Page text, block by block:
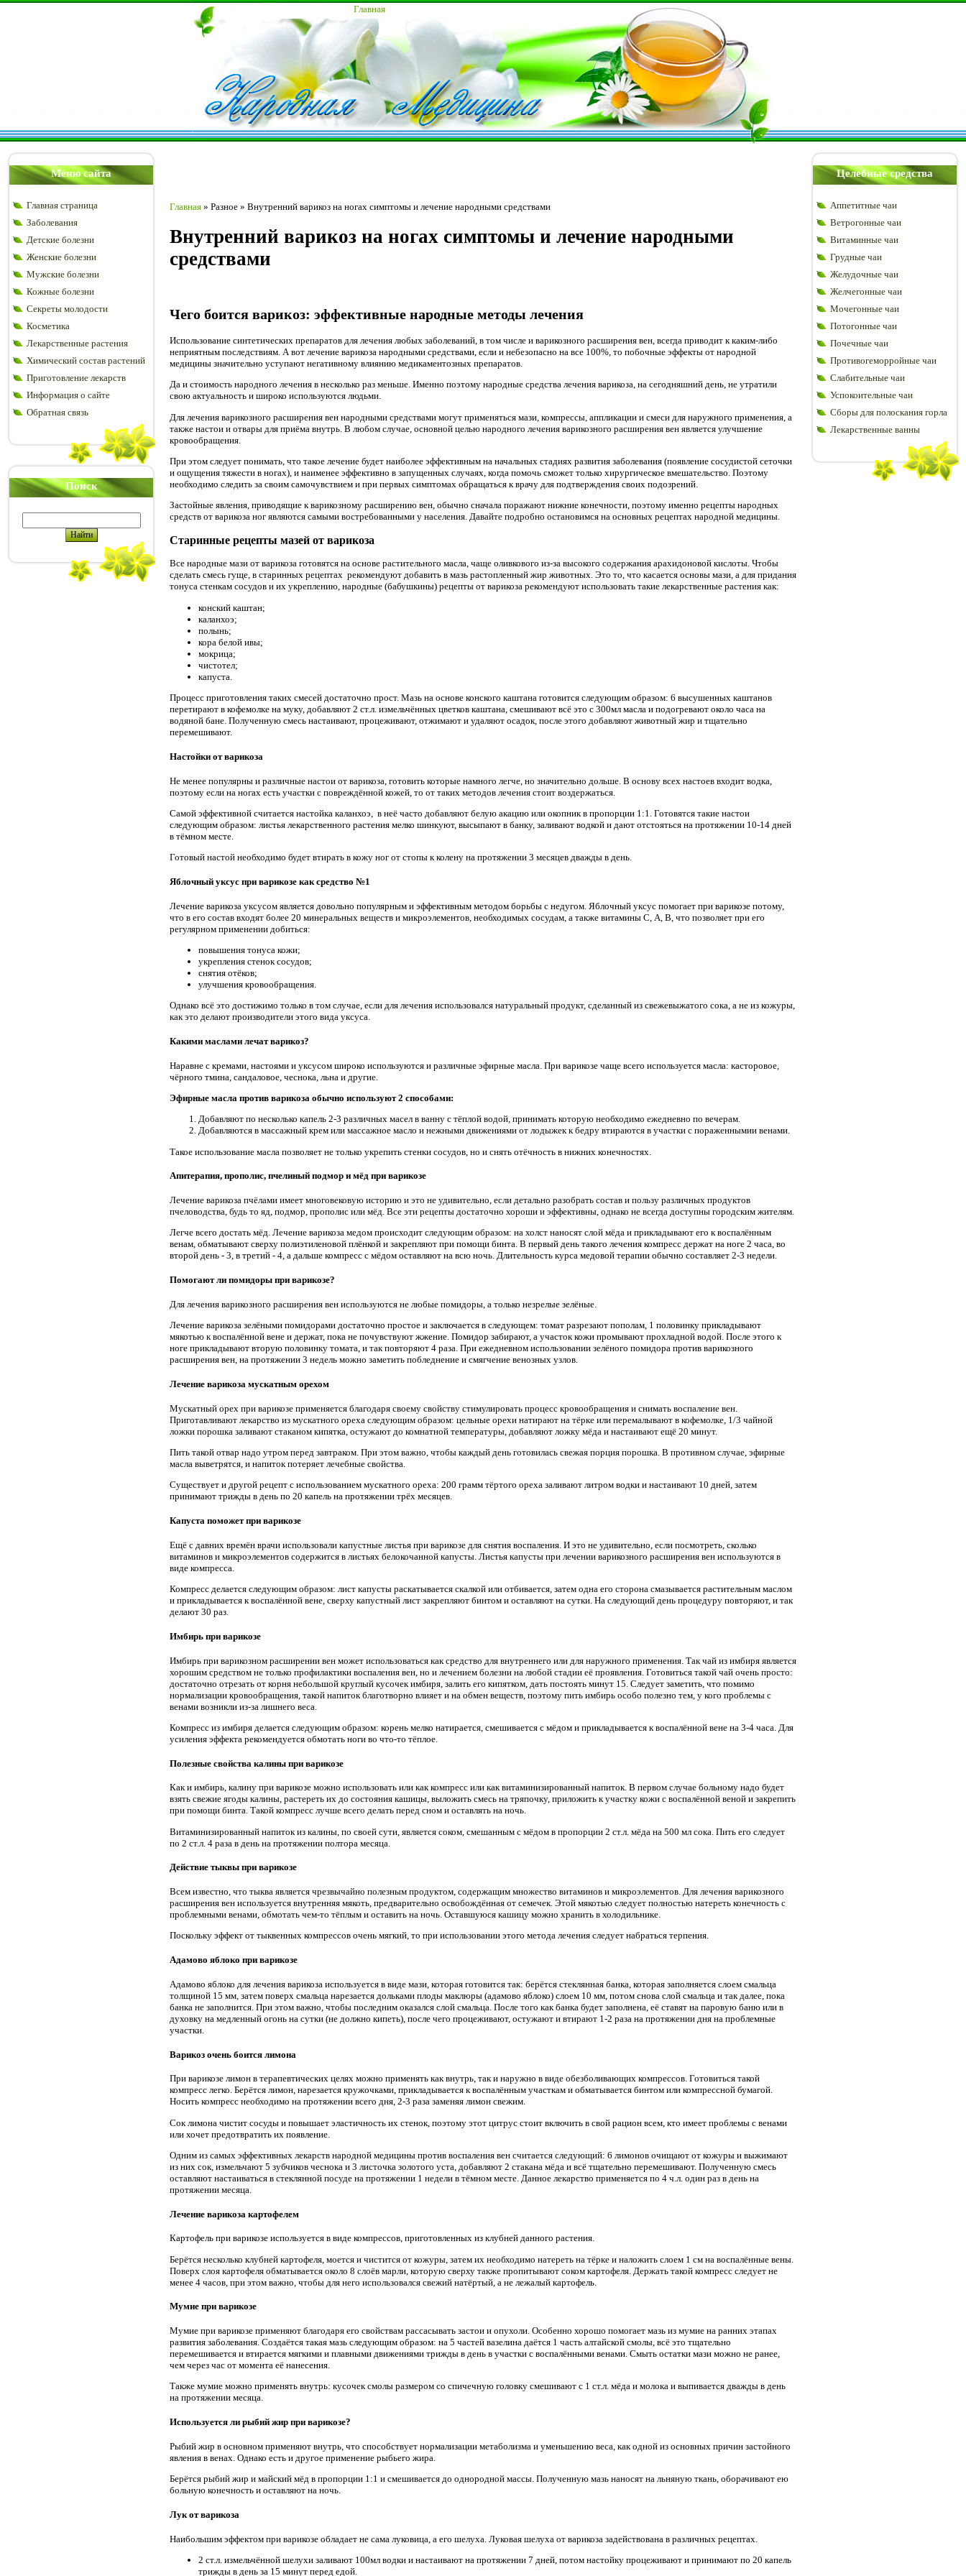
Главная
Меню сайта
Главная страница
Заболевания
Детские болезни
Женские болезни
Мужские болезни
Кожные болезни
Секреты молодости
Косметика
Лекарственные растения
Химический состав растений
Приготовление лекарств
Информация о сайте
Обратная связь
Поиск
Главная » Разное » Внутренний варикоз на ногах симптомы и лечение народными средствами
Внутренний варикоз на ногах симптомы и лечение народными
средствами
Чего боится варикоз: эффективные народные методы лечения
Использование синтетических препаратов для лечения любых заболеваний, в том числе и варикозного расширения вен, всегда приводит к каким-либо
неприятным последствиям. А вот лечение варикоза народными средствами, если и небезопасно на все 100%, то побочные эффекты от народной
медицины значительно уступают негативному влиянию медикаментозных препаратов.
Да и стоимость народного лечения в несколько раз меньше. Именно поэтому народные средства лечения варикоза, на сегодняшний день, не утратили
свою актуальность и широко используются людьми.
Для лечения варикозного расширения вен народными средствами могут применяться мази, компрессы, аппликации и смеси для наружного применения, а
также настои и отвары для приёма внутрь. В любом случае, основной целью народного лечения варикозного расширения вен является улучшение
кровообращения.
При этом следует понимать, что такое лечение будет наиболее эффективным на начальных стадиях развития заболевания (появление сосудистой сеточки
и ощущения тяжести в ногах), и наименее эффективно в запущенных случаях, когда помочь сможет только хирургическое вмешательство. Поэтому
необходимо следить за своим самочувствием и при первых симптомах обращаться к врачу для подтверждения своих подозрений.
Застойные явления, приводящие к варикозному расширению вен, обычно сначала поражают нижние конечности, поэтому именно рецепты народных
средств от варикоза ног являются самыми востребованными у населения. Давайте подробно остановимся на основных рецептах народной медицины.
Старинные рецепты мазей от варикоза
Все народные мази от варикоза готовятся на основе растительного масла, чаще оливкового из-за высокого содержания арахидоновой кислоты. Чтобы
сделать смесь гуще, в старинных рецептах рекомендуют добавить в мазь растопленный жир животных. Это то, что касается основы мази, а для придания
тонуса стенкам сосудов и их укреплению, народные (бабушкины) рецепты от варикоза рекомендуют использовать такие лекарственные растения как:
конский каштан;
каланхоэ;
полынь;
кора белой ивы;
мокрица;
чистотел;
капуста.
Процесс приготовления таких смесей достаточно прост. Мазь на основе конского каштана готовится следующим образом: 6 высушенных каштанов
перетирают в кофемолке на муку, добавляют 2 ст.л. измельчённых цветков каштана, смешивают всё это с 300мл масла и подогревают около часа на
водяной бане. Полученную смесь настаивают, процеживают, отжимают и удаляют осадок, после этого добавляют животный жир и тщательно
перемешивают.
Настойки от варикоза
Не менее популярны и различные настои от варикоза, готовить которые намного легче, но значительно дольше. В основу всех настоев входит водка,
поэтому если на ногах есть участки с повреждённой кожей, то от таких методов лечения стоит воздержаться.
Самой эффективной считается настойка каланхоэ, в неё часто добавляют белую акацию или окопник в пропорции 1:1. Готовятся такие настои
следующим образом: листья лекарственного растения мелко шинкуют, высыпают в банку, заливают водкой и дают отстояться на протяжении 10-14 дней
в тёмном месте.
Готовый настой необходимо будет втирать в кожу ног от стопы к колену на протяжении 3 месяцев дважды в день.
Яблочный уксус при варикозе как средство №1
Лечение варикоза уксусом является довольно популярным и эффективным методом борьбы с недугом. Яблочный уксус помогает при варикозе потому,
что в его состав входят более 20 минеральных веществ и микроэлементов, необходимых сосудам, а также витамины С, А, В, что позволяет при его
регулярном применении добиться:
повышения тонуса кожи;
укрепления стенок сосудов;
снятия отёков;
улучшения кровообращения.
Однако всё это достижимо только в том случае, если для лечения использовался натуральный продукт, сделанный из свежевыжатого сока, а не из кожуры,
как это делают производители этого вида уксуса.
Какими маслами лечат варикоз?
Наравне с кремами, настоями и уксусом широко используются и различные эфирные масла. При варикозе чаще всего используется масла: касторовое,
чёрного тмина, сандаловое, чеснока, льна и другие.
Эфирные масла против варикоза обычно используют 2 способами:
Добавляют по несколько капель 2-3 различных масел в ванну с тёплой водой, принимать которую необходимо ежедневно по вечерам.
Добавляются в массажный крем или массажное масло и нежными движениями от лодыжек к бедру втираются в участки с пораженнымии венами.
Такое использование масла позволяет не только укрепить стенки сосудов, но и снять отёчность в нижних конечностях.
Апитерапия, прополис, пчелиный подмор и мёд при варикозе
Лечение варикоза пчёлами имеет многовековую историю и это не удивительно, если детально разобрать состав и пользу различных продуктов
пчеловодства, будь то яд, подмор, прополис или мёд. Все эти рецепты достаточно хороши и эффективны, однако не всегда доступны городским жителям.
Легче всего достать мёд. Лечение варикоза медом происходит следующим образом: на холст наносят слой мёда и прикладывают его к воспалённым
венам, обматывают сверху полиэтиленовой плёнкой и закрепляют при помощи бинта. В первый день такого лечения компресс держат на ноге 2 часа, во
второй день - 3, в третий - 4, а дальше компресс с мёдом оставляют на всю ночь. Длительность курса медовой терапии обычно составляет 2-3 недели.
Помогают ли помидоры при варикозе?
Для лечения варикозного расширения вен используются не любые помидоры, а только незрелые зелёные.
Лечение варикоза зелёными помидорами достаточно простое и заключается в следующем: томат разрезают пополам, 1 половинку прикладывают
мякотью к воспалённой вене и держат, пока не почувствуют жжение. Помидор забирают, а участок кожи промывают прохладной водой. После этого к
ноге прикладывают вторую половинку томата, и так повторяют 4 раза. При ежедневном использовании зелёного помидора против варикозного
расширения вен, на протяжении 3 недель можно заметить побледнение и смягчение венозных узлов.
Лечение варикоза мускатным орехом
Мускатный орех при варикозе применяется благодаря своему свойству стимулировать процесс кровообращения и снимать воспаление вен.
Приготавливают лекарство из мускатного ореха следующим образом: цельные орехи натирают на тёрке или перемалывают в кофемолке, 1/3 чайной
ложки порошка заливают стаканом кипятка, остужают до комнатной температуры, добавляют ложку мёда и настаивают ещё 20 минут.
Пить такой отвар надо утром перед завтраком. При этом важно, чтобы каждый день готовилась свежая порция порошка. В противном случае, эфирные
масла выветрятся, и напиток потеряет лечебные свойства.
Существует и другой рецепт с использованием мускатного ореха: 200 грамм тёртого ореха заливают литром водки и настаивают 10 дней, затем
принимают трижды в день по 20 капель на протяжении трёх месяцев.
Капуста поможет при варикозе
Ещё с давних времён врачи использовали капустные листья при варикозе для снятия воспаления. И это не удивительно, если посмотреть, сколько
витаминов и микроэлементов содержится в листьях белокочанной капусты. Листья капусты при лечении варикозного расширения вен используются в
виде компресса.
Компресс делается следующим образом: лист капусты раскатывается скалкой или отбивается, затем одна его сторона смазывается растительным маслом
и прикладывается к воспалённой вене, сверху капустный лист закрепляют бинтом и оставляют на сутки. На следующий день процедуру повторяют, и так
делают 30 раз.
Имбирь при варикозе
Имбирь при варикозном расширении вен может использоваться как средство для внутреннего или для наружного применения. Так чай из имбиря является
хорошим средством не только профилактики воспаления вен, но и лечением болезни на любой стадии её проявления. Готовиться такой чай очень просто:
достаточно отрезать от корня небольшой круглый кусочек имбиря, залить его кипятком, дать постоять минут 15. Следует заметить, что помимо
нормализации кровообращения, такой напиток благотворно влияет и на обмен веществ, поэтому пить имбирь особо полезно тем, у кого проблемы с
венами возникли из-за лишнего веса.
Компресс из имбиря делается следующим образом: корень мелко натирается, смешивается с мёдом и прикладывается к воспалённой вене на 3-4 часа. Для
усиления эффекта рекомендуется обмотать ноги во что-то тёплое.
Полезные свойства калины при варикозе
Как и имбирь, калину при варикозе можно использовать или как компресс или как витаминизированный напиток. В первом случае больному надо будет
взять свежие ягоды калины, растереть их до состояния кашицы, выложить смесь на тряпочку, приложить к участку кожи с воспалённой веной и закрепить
при помощи бинта. Такой компресс лучше всего делать перед сном и оставлять на ночь.
Витаминизированный напиток из калины, по своей сути, является соком, смешанным с мёдом в пропорции 2 ст.л. мёда на 500 мл сока. Пить его следует
по 2 ст.л. 4 раза в день на протяжении полтора месяца.
Действие тыквы при варикозе
Всем известно, что тыква является чрезвычайно полезным продуктом, содержащим множество витаминов и микроэлементов. Для лечения варикозного
расширения вен используется внутренняя мякоть, предварительно освобождённая от семечек. Этой мякотью следует полностью натереть конечность с
проблемными венами, обмотать чем-то тёплым и оставить на ночь. Оставшуюся кашицу можно хранить в холодильнике.
Поскольку эффект от тыквенных компрессов очень мягкий, то при использовании этого метода лечения следует набраться терпения.
Адамово яблоко при варикозе
Адамово яблоко для лечения варикоза используется в виде мази, которая готовится так: берётся стеклянная банка, которая заполняется слоем смальца
толщиной 15 мм, затем поверх смальца нарезается дольками плоды маклюры (адамово яблоко) слоем 10 мм, потом снова слой смальца и так далее, пока
банка не заполнится. При этом важно, чтобы последним оказался слой смальца. После того как банка будет заполнена, её ставят на паровую баню или в
духовку на медленный огонь на сутки (не должно кипеть), после чего процеживают, остужают и втирают 1-2 раза на протяжении дня на проблемные
участки.
Варикоз очень боится лимона
При варикозе лимон в терапевтических целях можно применять как внутрь, так и наружно в виде обезболивающих компрессов. Готовиться такой
компресс легко. Берётся лимон, нарезается кружочками, прикладывается к воспалённым участкам и обматывается бинтом или компрессной бумагой.
Носить компресс необходимо на протяжении всего дня, 2-3 раза заменяя лимон свежим.
Сок лимона чистит сосуды и повышает эластичность их стенок, поэтому этот цитрус стоит включить в свой рацион всем, кто имеет проблемы с венами
или хочет предотвратить их появление.
Одним из самых эффективных лекарств народной медицины против воспаления вен считается следующий: 6 лимонов очищают от кожуры и выжимают
из них сок, измельчают 5 зубчиков чеснока и 3 листочка золотого уста, добавляют 2 стакана мёда и всё тщательно перемешивают. Полученную смесь
оставляют настаиваться в стеклянной посуде на протяжении 1 недели в тёмном месте. Данное лекарство применяется по 4 ч.л. один раз в день на
протяжении месяца.
Лечение варикоза картофелем
Картофель при варикозе используется в виде компрессов, приготовленных из клубней данного растения.
Берётся несколько клубней картофеля, моется и чистится от кожуры, затем их необходимо натереть на тёрке и наложить слоем 1 см на воспалённые вены.
Поверх слоя картофеля обматывается около 8 слоёв марли, которую сверху также пропитывают соком картофеля. Держать такой компресс следует не
менее 4 часов, при этом важно, чтобы для него использовался свежий натёртый, а не лежалый картофель.
Мумие при варикозе
Мумие при варикозе применяют благодаря его свойствам рассасывать застои и опухоли. Особенно хорошо помогает мазь из мумие на ранних этапах
развития заболевания. Создаётся такая мазь следующим образом: на 5 частей вазелина даётся 1 часть алтайской смолы, всё это тщательно
перемешивается и втирается мягкими и плавными движениями трижды в день в участки с воспалёнными венами. Смыть остатки мази можно не ранее,
чем через час от момента её нанесения.
Также мумие можно применять внутрь: кусочек смолы размером со спичечную головку смешивают с 1 ст.л. мёда и молока и выпивается дважды в день
на протяжении месяца.
Используется ли рыбий жир при варикозе?
Рыбий жир в основном применяют внутрь, что способствует нормализации метаболизма и уменьшению веса, как одной из основных причин застойного
явления в венах. Однако есть и другое применение рыбьего жира.
Берётся рыбий жир и майский мёд в пропорции 1:1 и смешивается до однородной массы. Полученную мазь наносят на льняную ткань, оборачивают ею
больную конечность и оставляют на ночь.
Лук от варикоза
Наибольшим эффектом при варикозе обладает не сама луковица, а его шелуха. Луковая шелуха от варикоза задействована в различных рецептах.
2 ст.л. измельчённой шелухи заливают 100мл водки и настаивают на протяжении 7 дней, потом настойку процеживают и принимают по 20 капель
трижды в день за 15 минут перед едой.
Целебные средства
Аппетитные чаи
Ветрогонные чаи
Витаминные чаи
Грудные чаи
Желудочные чаи
Желчегонные чаи
Мочегонные чаи
Потогонные чаи
Почечные чаи
Противогеморройные чаи
Слабительные чаи
Успокоительные чаи
Сборы для полоскания горла
Лекарственные ванны